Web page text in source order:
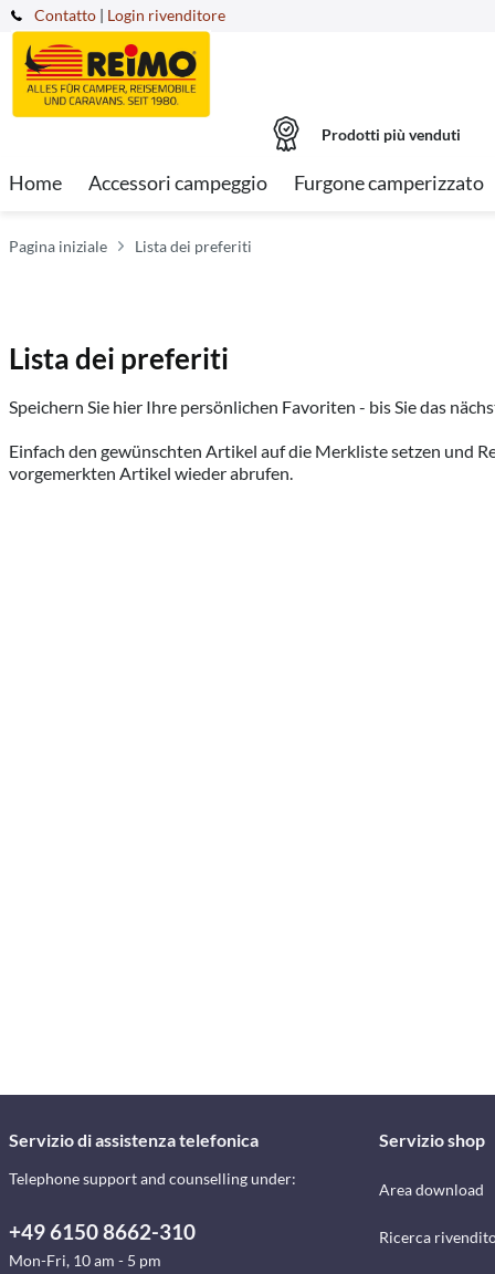
Contatto | Login rivenditore
Prodotti più venduti
Home Accessori campeggio Furgone camperizzato
Pagina iniziale Lista dei preferiti
Lista dei preferiti
Speichern Sie hier Ihre persönlichen Favoriten - bis Sie das
Einfach den gewünschten Artikel auf die Merkliste setzen und
vorgemerkten Artikel wieder abrufen.
Servizio di assistenza telefonica
Telephone support and counselling under:
+49 6150 8662-310
Mon-Fri, 10 am - 5 pm
Servizio shop
Area download
Ricerca